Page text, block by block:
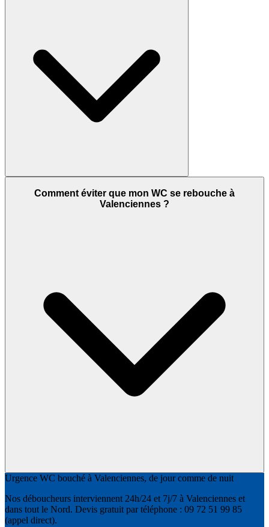
Comment éviter que mon WC se rebouche à
Valenciennes ?
Urgence WC bouché à Valenciennes, de jour comme de nuit
Nos déboucheurs interviennent 24h/24 et 7j/7 à Valenciennes et
dans tout le Nord. Devis gratuit par téléphone : 09 72 51 99 85
(appel direct).